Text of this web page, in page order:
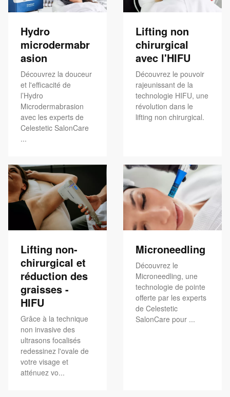
Hydro
microdermabr
asion
Découvrez la douceur
et l'efficacité de
l’Hydro
Microdermabrasion
avec les experts de
Celestetic SalonCare
...
Lifting non
chirurgical
avec l'HIFU
Découvrez le pouvoir
rajeunissant de la
technologie HIFU, une
révolution dans le
lifting non chirurgical.
Lifting non-
chirurgical et
réduction des
graisses -
HIFU
Grâce à la technique
non invasive des
ultrasons focalisés
redessinez l'ovale de
votre visage et
atténuez vo...
Microneedling
Découvrez le
Microneedling, une
technologie de pointe
offerte par les experts
de Celestetic
SalonCare pour ...